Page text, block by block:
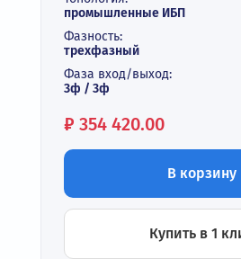
промышленные ИБП
Фазность:
трехфазный
Фаза вход/выход:
3ф / 3ф
Цена:
₽ 354 420.00
В корзину
Купить в 1